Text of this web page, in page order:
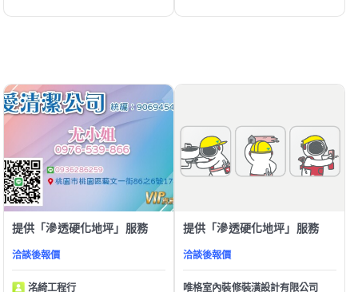
提供「滲透硬化地坪」服務
洽談後報價
洺綺工程行
提供「滲透硬化地坪」服務
洽談後報價
唯格室內裝修裝潢設計有限公司